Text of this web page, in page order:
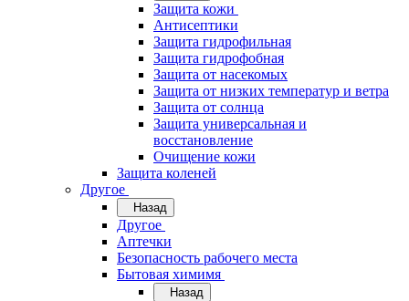
Защита кожи
Антисептики
Защита гидрофильная
Защита гидрофобная
Защита от насекомых
Защита от низких температур и ветра
Защита от солнца
Защита универсальная и
восстановление
Очищение кожи
Защита коленей
Другое
Назад
Другое
Аптечки
Безопасность рабочего места
Бытовая химимя
Назад